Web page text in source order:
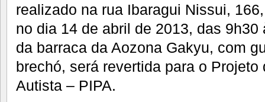
realizado na rua Ibaragui Nissui,
no dia 14 de abril de 2013, das 9h30
da barraca da Aozona Gakyu, com
brechó, será revertida para o Projeto
Autista – PIPA.